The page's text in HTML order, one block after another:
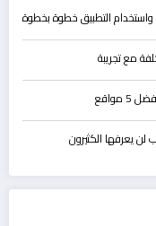
مع تجريبة
يعرفها الكثيرون